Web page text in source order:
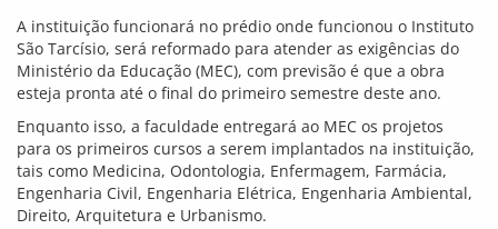
A instituição funcionará no prédio onde funcionou o Instituto
São Tarcísio, será reformado para atender as exigências do
Ministério da Educação (MEC), com previsão é que a obra
esteja pronta até o final do primeiro semestre deste ano.
Enquanto isso, a faculdade entregará ao MEC os projetos
para os primeiros cursos a serem implantados na instituição,
tais como Medicina, Odontologia, Enfermagem, Farmácia,
Engenharia Civil, Engenharia Elétrica, Engenharia Ambiental,
Direito, Arquitetura e Urbanismo.